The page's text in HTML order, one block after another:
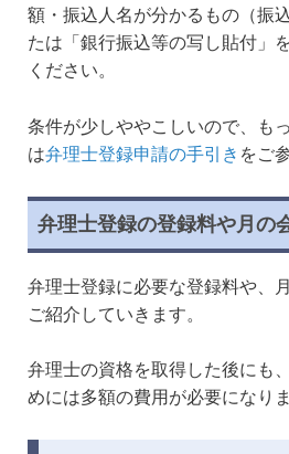
額・振込人名が分かるもの（振
たは「銀行振込等の写し貼付」
ください。
条件が少しややこしいので、も
は弁理士登録申請の手引き をご
弁理士登録の登録料や月の
弁理士登録に必要な登録料や、
ご紹介していきます。
弁理士の資格を取得した後にも
めには多額の費用が必要になりま